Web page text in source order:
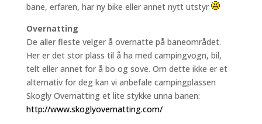
bane, erfaren, har ny bike eller annet nytt utstyr
Overnatting
De aller fleste velger å overnatte på baneområdet.
Her er det stor plass til å ha med campingvogn, bil,
telt eller annet for å bo og sove. Om dette ikke er et
alternativ for deg kan vi anbefale campingplassen
Skogly Overnatting et lite stykke unna banen:
http://www.skoglyovernatting.com/